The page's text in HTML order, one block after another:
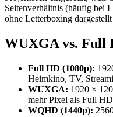
Seitenverhältnis (häufig bei
ohne Letterboxing
WUXGA vs. Full
Full HD (1080p):
Heimkino, TV,
WUXGA: 1920 ×
mehr Pixel als Full
WQHD (1440p):